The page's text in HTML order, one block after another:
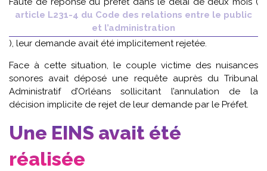
article L231-4 du Code des relations entre le public
et l’administration
), leur demande avait été implicitement rejetée.
Face à cette situation, le couple victime des nuisances
sonores avait déposé une requête auprès du Tribunal
Administratif d’Orléans sollicitant l’annulation de la
décision implicite de rejet de leur demande par le Préfet.
Une EINS avait été
réalisée